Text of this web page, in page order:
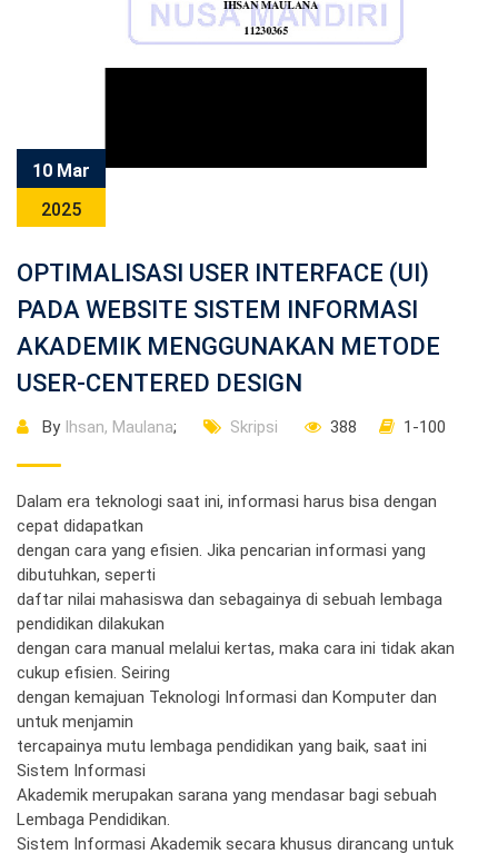
10 Mar
2025
OPTIMALISASI USER INTERFACE (UI)
PADA WEBSITE SISTEM INFORMASI
AKADEMIK MENGGUNAKAN METODE
USER-CENTERED DESIGN
By Ihsan, Maulana; Skripsi 388 1-100
Dalam era teknologi saat ini, informasi harus bisa dengan
cepat didapatkan
dengan cara yang efisien. Jika pencarian informasi yang
dibutuhkan, seperti
daftar nilai mahasiswa dan sebagainya di sebuah lembaga
pendidikan dilakukan
dengan cara manual melalui kertas, maka cara ini tidak akan
cukup efisien. Seiring
dengan kemajuan Teknologi Informasi dan Komputer dan
untuk menjamin
tercapainya mutu lembaga pendidikan yang baik, saat ini
Sistem Informasi
Akademik merupakan sarana yang mendasar bagi sebuah
Lembaga Pendidikan.
Sistem Informasi Akademik secara khusus dirancang untuk